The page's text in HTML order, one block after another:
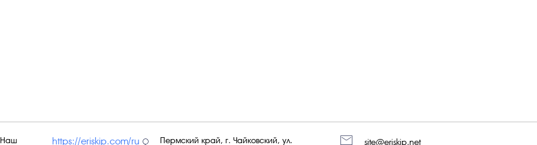
Наш https://eriskip.com/ru Пермский край, г. Чайковский, ул. site@eriskip.net